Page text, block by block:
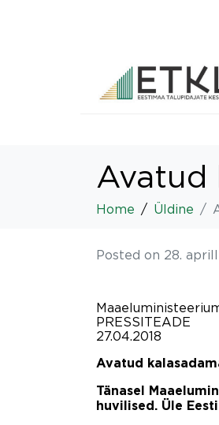
Avatud
Home Üldine
Posted on 28.
PRESSITEADE
27.04.2018
Avatud
Tänasel
huvilised. Üle